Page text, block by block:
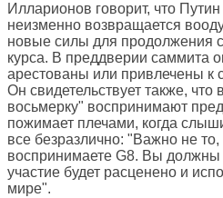
Илларионов говорит, что
неизменно возвращается
новые силы для продолжения
курса. В преддверии саммита
арестованы или привлечены к
Он свидетельствует также,
восьмерку" воспринимают
пожимает плечами, когда
все безразлично: "Важно не
воспринимаете G8. Вы должны
участие будет расценено и
мире".